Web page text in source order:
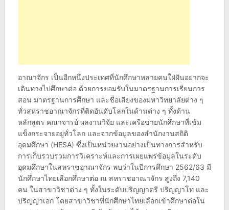
อาณาจักร เป็นอีกหนึ่งประเทศที่นักศึกษาหลายคนใฝ่ฝันอยากจะ
เดินทางไปศึกษาต่อ ด้วยการยอมรับในมาตรฐานการเรียนการ
สอน มาตรฐานการศึกษา และชื่อเสียงของมหาวิทยาลัยต่าง ๆ
ทั่วสหราชอาณาจักรที่ติดอันดับโลกในด้านต่าง ๆ ทั้งด้าน
หลักสูตร คณาจารย์ ผลงานวิจัย และเครือข่ายนักศึกษาที่เข้ม
แข็งกระจายอยู่ทั่วโลก และจากข้อมูลของสำนักงานสถิติ
อุดมศึกษา (HESA) ซึ่งเป็นหน่วยงานอย่างเป็นทางการสำหรับ
การเก็บรวบรวมการวิเคราะห์และการเผยแพร่ข้อมูลในระดับ
อุดมศึกษาในสหราชอาณาจักร พบว่าในปีการศึกษา 2562/63 มี
นักศึกษาไทยเลือกศึกษาต่อ ณ สหราชอาณาจักร สูงถึง 7,140
คน ในสาขาวิชาต่าง ๆ ทั้งในระดับปริญญาตรี ปริญญาโท และ
ปริญญาเอก โดยสาขาวิชาที่นักศึกษาไทยเลือกเข้าศึกษาต่อใน